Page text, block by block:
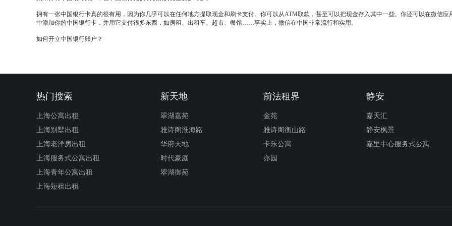
拥有一张中国银行卡真的很有用，因为你几乎可以在任何地方提取现金和刷卡支付。你可以从ATM取款，甚至可以把现金存入其中一些。你还可以在微信应
中添加你的中国银行卡，并用它支付很多东西，如房租、出租车、超市、餐馆……事实上，微信在中国非常流行和实用。
如何开立中国银行账户？
热门搜索
上海公寓出租
上海别墅出租
上海老洋房出租
上海服务式公寓出租
上海青年公寓出租
上海短租出租
新天地
翠湖嘉苑
雅诗阁淮海路
华府天地
时代豪庭
翠湖御苑
前法租界
金苑
雅诗阁衡山路
卡乐公寓
亦园
静安
嘉天汇
静安枫景
嘉里中心服务式公寓